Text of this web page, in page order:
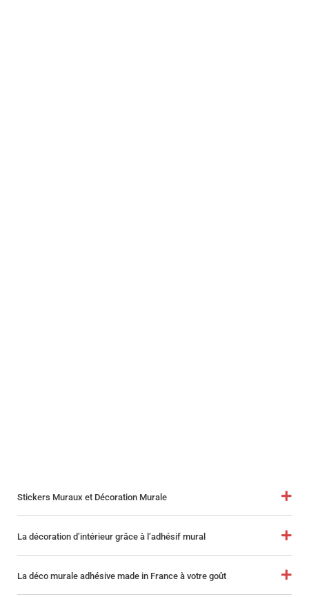
Stickers Muraux et Décoration Murale
La décoration d’intérieur grâce à l’adhésif mural
La déco murale adhésive made in France à votre goût